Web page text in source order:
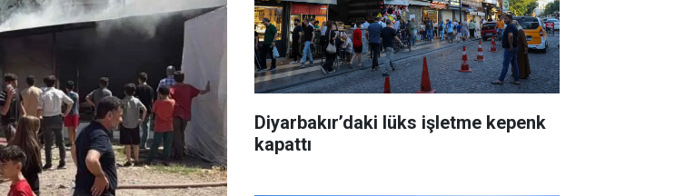
Diyarbakır’daki lüks işletme kepenk
kapattı